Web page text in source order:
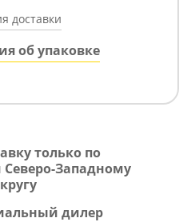
доставки
об упаковке
только по
Западному
дилер